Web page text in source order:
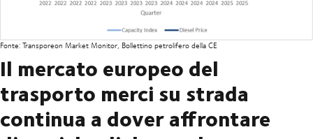
Fonte: Transporeon Market Monitor, Bollettino petrolifero della CE
Il mercato europeo del
trasporto merci su strada
continua a dover affrontare